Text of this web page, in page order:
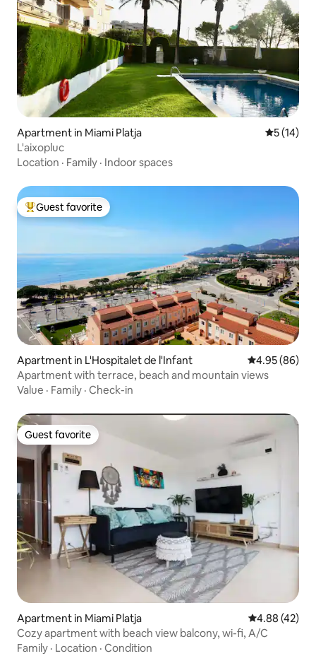
Apartment in Miami Platja 5 out of 5
5 (14)
L'aixopluc
Location · Family · Indoor spaces
Top guest favorite
Guest favorite
Apartment in L'Hospitalet de l'Infant 4.95 out of 5
4.95 (86)
Apartment with terrace, beach and mountain views
Value · Family · Check-in
Guest favorite
Guest favorite
Apartment in Miami Platja 4.88 out of 5
4.88 (42)
Cozy apartment with beach view balcony, wi-fi, A/C
Family · Location · Condition